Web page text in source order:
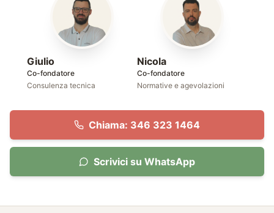
Giulio
Co-fondatore
Consulenza tecnica
Nicola
Co-fondatore
Normative e agevolazioni
Chiama: 346 323 1464
Scrivici su WhatsApp